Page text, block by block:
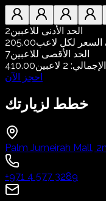
الحد الأدنى للاعبين2
السعر لكل لاعب
الحد الأقصى للاعبين7
:
2 لاعبين
احجز الآن
خطط لزيارتك
Palm Jumeirah Mall,
+971 4 577 3289